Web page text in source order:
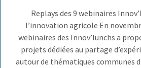
Replays des 9 webinaires
l’innovation agricole En
webinaires des Innov’lunchs a
projets dédiées au partage
autour de thématiques communes